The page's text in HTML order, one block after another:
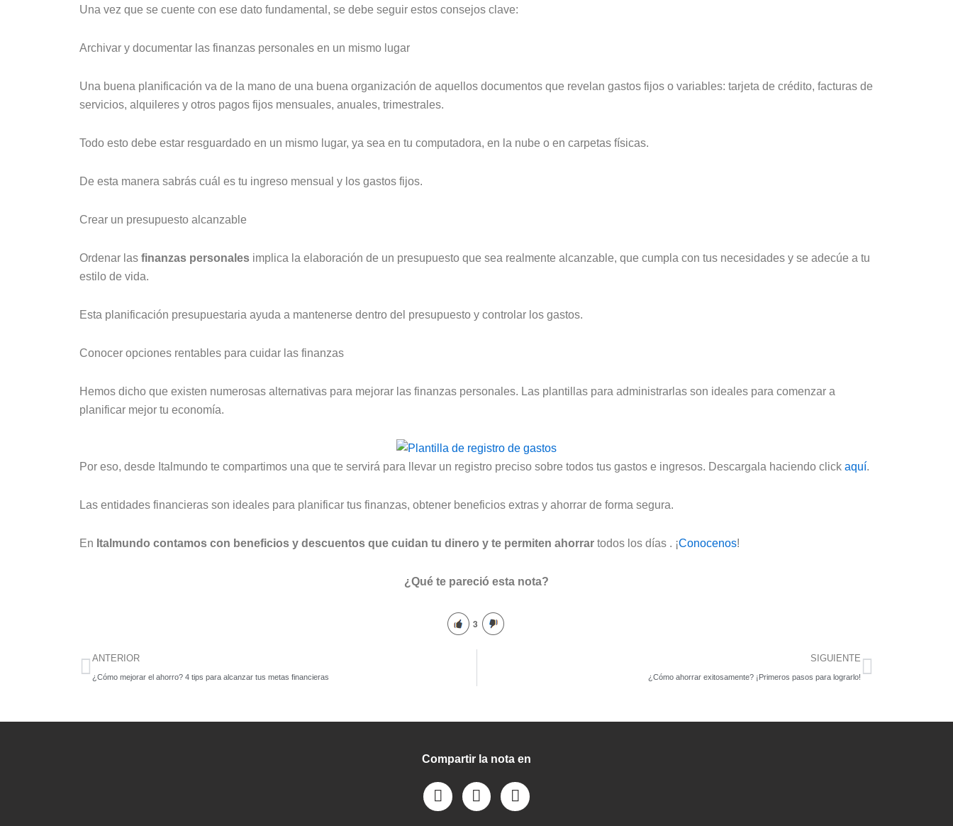
Una vez que se cuente con ese dato fundamental, se debe seguir estos consejos clave:
Archivar y documentar las finanzas personales en un mismo lugar
Una buena planificación va de la mano de una buena organización de aquellos documentos que revelan gastos fijos o variables: tarjeta de crédito, facturas de
servicios, alquileres y otros pagos fijos mensuales, anuales, trimestrales.
Todo esto debe estar resguardado en un mismo lugar, ya sea en tu computadora, en la nube o en carpetas físicas.
De esta manera sabrás cuál es tu ingreso mensual y los gastos fijos.
Crear un presupuesto alcanzable
Ordenar las finanzas personales implica la elaboración de un presupuesto que sea realmente alcanzable, que cumpla con tus necesidades y se adecúe a tu
estilo de vida.
Esta planificación presupuestaria ayuda a mantenerse dentro del presupuesto y controlar los gastos.
Conocer opciones rentables para cuidar las finanzas
Hemos dicho que existen numerosas alternativas para mejorar las finanzas personales. Las plantillas para administrarlas son ideales para comenzar a
planificar mejor tu economía.
Por eso, desde Italmundo te compartimos una que te servirá para llevar un registro preciso sobre todos tus gastos e ingresos. Descargala haciendo click aquí.
Las entidades financieras son ideales para planificar tus finanzas, obtener beneficios extras y ahorrar de forma segura.
En Italmundo contamos con beneficios y descuentos que cuidan tu dinero y te permiten ahorrar todos los días . ¡Conocenos!
¿Qué te pareció esta nota?
3
Ant
ANTERIOR
¿Cómo mejorar el ahorro? 4 tips para alcanzar tus metas financieras
SIGUIENTE
¿Cómo ahorrar exitosamente? ¡Primeros pasos para lograrlo!
Siguiente
Compartir la nota en